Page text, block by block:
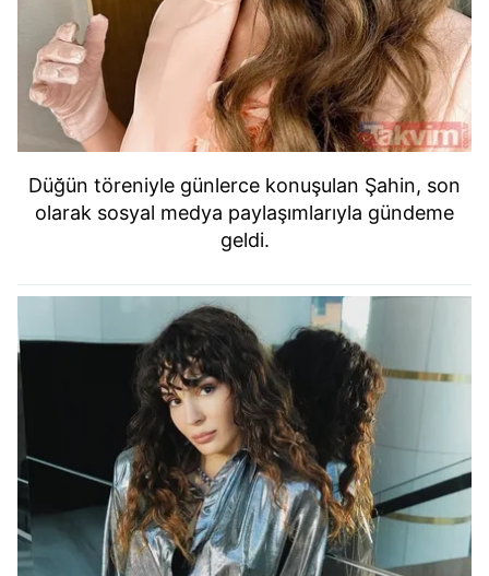
Düğün töreniyle günlerce konuşulan Şahin, son
olarak sosyal medya paylaşımlarıyla gündeme
geldi.